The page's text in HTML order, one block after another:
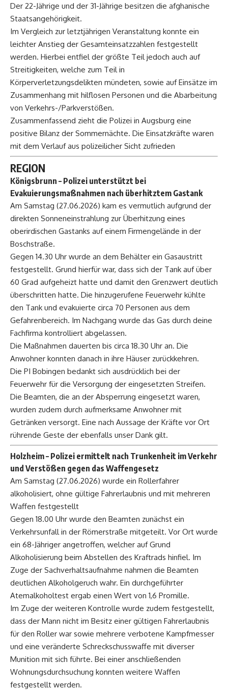
Der 22-Jährige und der 31-Jährige besitzen die afghanische
Staatsangehörigkeit.
Im Vergleich zur letztjährigen Veranstaltung konnte ein
leichter Anstieg der Gesamteinsatzzahlen festgestellt
werden. Hierbei entfiel der größte Teil jedoch auch auf
Streitigkeiten, welche zum Teil in
Körperverletzungsdelikten mündeten, sowie auf Einsätze im
Zusammenhang mit hilflosen Personen und die Abarbeitung
von Verkehrs-/Parkverstößen.
Zusammenfassend zieht die Polizei in Augsburg eine
positive Bilanz der Sommernächte. Die Einsatzkräfte waren
mit dem Verlauf aus polizeilicher Sicht zufrieden
REGION
Königsbrunn – Polizei unterstützt bei
Evakuierungsmaßnahmen nach überhitztem Gastank
Am Samstag (27.06.2026) kam es vermutlich aufgrund der
direkten Sonneneinstrahlung zur Überhitzung eines
oberirdischen Gastanks auf einem Firmengelände in der
Boschstraße.
Gegen 14.30 Uhr wurde an dem Behälter ein Gasaustritt
festgestellt. Grund hierfür war, dass sich der Tank auf über
60 Grad aufgeheizt hatte und damit den Grenzwert deutlich
überschritten hatte. Die hinzugerufene Feuerwehr kühlte
den Tank und evakuierte circa 70 Personen aus dem
Gefahrenbereich. Im Nachgang wurde das Gas durch deine
Fachfirma kontrolliert abgelassen.
Die Maßnahmen dauerten bis circa 18.30 Uhr an. Die
Anwohner konnten danach in ihre Häuser zurückkehren.
Die PI Bobingen bedankt sich ausdrücklich bei der
Feuerwehr für die Versorgung der eingesetzten Streifen.
Die Beamten, die an der Absperrung eingesetzt waren,
wurden zudem durch aufmerksame Anwohner mit
Getränken versorgt. Eine nach Aussage der Kräfte vor Ort
rührende Geste der ebenfalls unser Dank gilt.
Holzheim– Polizei ermittelt nach Trunkenheit im Verkehr
und Verstößen gegen das Waffengesetz
Am Samstag (27.06.2026) wurde ein Rollerfahrer
alkoholisiert, ohne gültige Fahrerlaubnis und mit mehreren
Waffen festgestellt
Gegen 18.00 Uhr wurde den Beamten zunächst ein
Verkehrsunfall in der Römerstraße mitgeteilt. Vor Ort wurde
ein 68-Jähriger angetroffen, welcher auf Grund
Alkoholisierung beim Abstellen des Kraftrads hinfiel. Im
Zuge der Sachverhaltsaufnahme nahmen die Beamten
deutlichen Alkoholgeruch wahr. Ein durchgeführter
Atemalkoholtest ergab einen Wert von 1,6 Promille.
Im Zuge der weiteren Kontrolle wurde zudem festgestellt,
dass der Mann nicht im Besitz einer gültigen Fahrerlaubnis
für den Roller war sowie mehrere verbotene Kampfmesser
und eine veränderte Schreckschusswaffe mit diverser
Munition mit sich führte. Bei einer anschließenden
Wohnungsdurchsuchung konnten weitere Waffen
festgestellt werden.